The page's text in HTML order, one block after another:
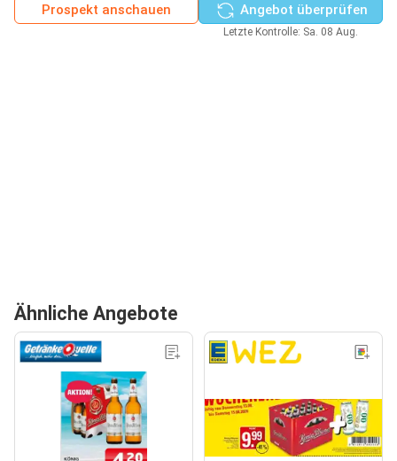
Prospekt anschauen
Angebot überprüfen
Letzte Kontrolle: Sa. 08 Aug.
Ähnliche Angebote